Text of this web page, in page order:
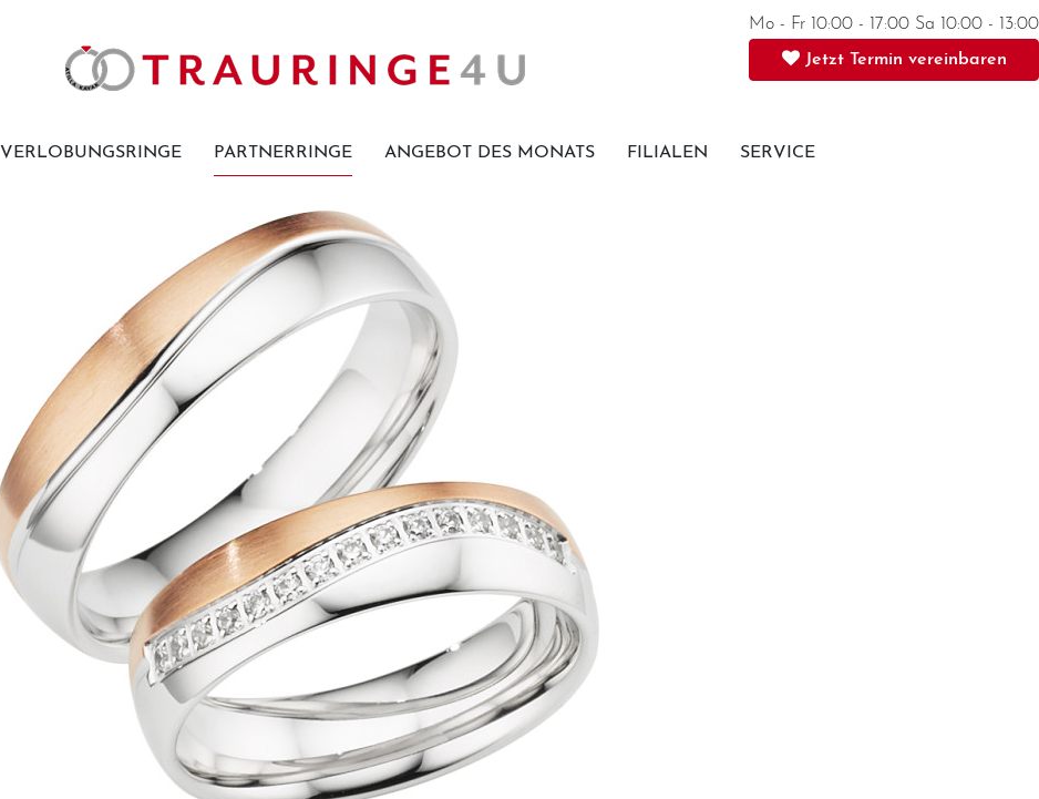
Mo - Fr 10:00 - 17:00 Sa 10:00 - 13:00
Jetzt Termin vereinbaren
VERLOBUNGSRINGE PARTNERRINGE ANGEBOT DES MONATS FILIALEN SERVICE
Trauringe
Verlobungsringe
Partnerringe
Angebot des Monats
Filialen
Service
Ringgröße ermitteln
Ringgrößen Tabelle
Trauring-Etui kostenlos
Kostenlose Gravur